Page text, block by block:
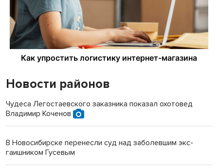
Новости районов
Чудеса Легостаевского заказника показал охотовед
Владимир Коченов
В Новосибирске перенесли суд над заболевшим экс-
гаишником Гусевым